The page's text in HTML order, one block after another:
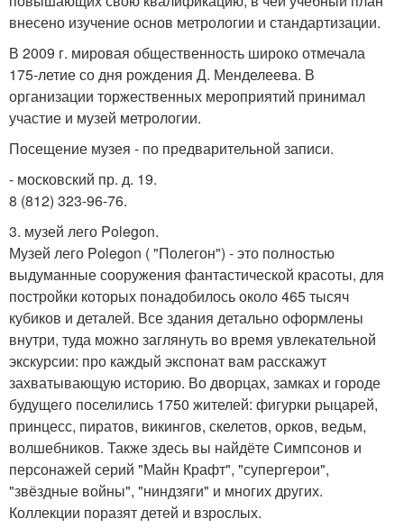
внесено изучение основ метрологии и стандартизации.
В 2009 г. мировая общественность широко отмечала
175-летие со дня рождения Д. Менделеева. В
организации торжественных мероприятий принимал
участие и музей метрологии.
Посещение музея - по предварительной записи.
- московский пр. д. 19.
8 (812) 323-96-76.
3. музей лего Polegon.
Музей лего Polegon ( "Полегон") - это полностью
выдуманные сооружения фантастической красоты, для
постройки которых понадобилось около 465 тысяч
кубиков и деталей. Все здания детально оформлены
внутри, туда можно заглянуть во время увлекательной
экскурсии: про каждый экспонат вам расскажут
захватывающую историю. Во дворцах, замках и городе
будущего поселились 1750 жителей: фигурки рыцарей,
принцесс, пиратов, викингов, скелетов, орков, ведьм,
волшебников. Также здесь вы найдёте Симпсонов и
персонажей серий "Майн Крафт", "супергерои",
"звёздные войны", "ниндзяги" и многих других.
Коллекции поразят детей и взрослых.